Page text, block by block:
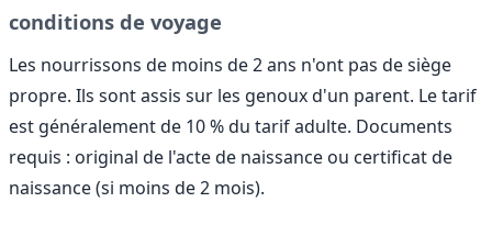
conditions de voyage
Les nourrissons de moins de 2 ans n'ont pas de siège
propre. Ils sont assis sur les genoux d'un parent. Le tarif
est généralement de 10 % du tarif adulte. Documents
requis : original de l'acte de naissance ou certificat de
naissance (si moins de 2 mois).